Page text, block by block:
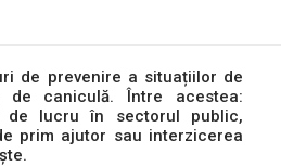
de prevenire a situațiilor de
de caniculă. Între acestea:
de lucru în sectorul public,
prim ajutor sau interzicerea